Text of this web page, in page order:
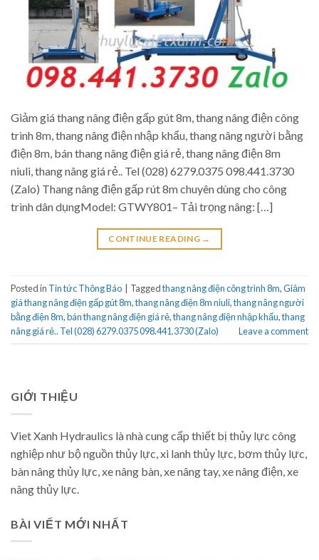
Giảm giá thang nâng điện gấp gút 8m, thang nâng điện công
trình 8m, thang nâng điện nhập khẩu, thang nâng người bằng
điện 8m, bán thang nâng điện giá rẻ, thang nâng điện 8m
niuli, thang nâng giá rẻ.. Tel (028) 6279.0375 098.441.3730
(Zalo) Thang nâng điện gấp rút 8m chuyên dùng cho công
trình dân dụngModel: GTWY801– Tải trọng nâng: […]
CONTINUE READING →
Posted in Tin tức Thông Báo | Taggedthang nâng điện công trình 8m,Giảm
giá thang nâng điện gấp gút 8m,thang nâng điện 8m niuli,thang nâng người
bằng điện 8m,bán thang nâng điện giá rẻ,thang nâng điện nhập khẩu,thang
nâng giá rẻ.. Tel (028) 6279.0375 098.441.3730 (Zalo)
Leave a comment
GIỚI THIỆU
Viet Xanh Hydraulics là nhà cung cấp thiết bị thủy lực công
nghiệp như bộ nguồn thủy lực, xi lanh thủy lực, bơm thủy lực,
bàn nâng thủy lực, xe nâng bàn, xe nâng tay, xe nâng điện, xe
nâng thủy lực.
BÀI VIẾT MỚI NHẤT